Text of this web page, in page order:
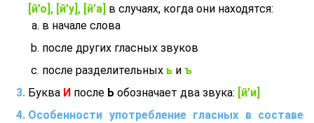
[й’о], [й’у], [й’а] в случаях, когда они находятся:
в начале слова
после других гласных звуков
после разделительных ь и ъ
Буква И после Ь обозначает два звука: [й’и]
Особенности употребление гласных в составе